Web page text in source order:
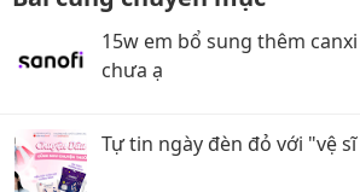
15w em bổ sung thêm
chưa ạ
Tự tin ngày đèn đỏ với "vệ